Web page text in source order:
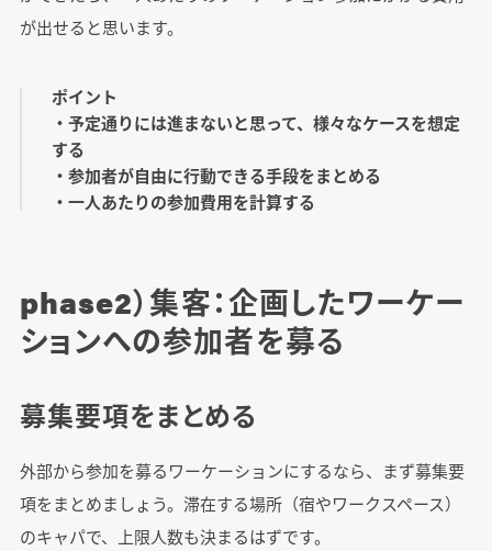
が出せると思います。
ポイント
・予定通りには進まないと思って、様々なケースを想定
する
・参加者が自由に行動できる手段をまとめる
・一人あたりの参加費用を計算する
phase2）集客：企画したワーケー
ションへの参加者を募る
募集要項をまとめる
外部から参加を募るワーケーションにするなら、まず募集要
項をまとめましょう。滞在する場所（宿やワークスペース）
のキャパで、上限人数も決まるはずです。